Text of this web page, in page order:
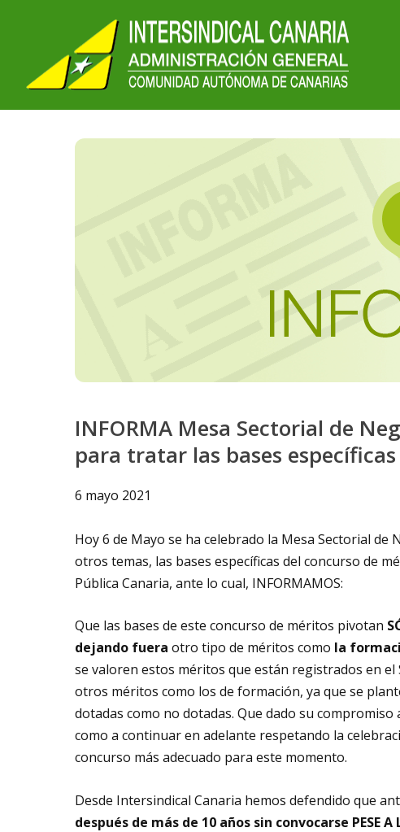
INFORMA Mesa Sectorial de
para tratar las bases
6 mayo 2021
Hoy 6 de Mayo se ha celebrado la Mesa Sectorial
otros temas, las bases específicas del concurso de
Pública Canaria, ante lo cual, INFORMAMOS:
Que las bases de este concurso de méritos pivotan
dejando fuera otro tipo de méritos como la
se valoren estos méritos que están registrados en el
otros méritos como los de formación, ya que se
dotadas como no dotadas. Que dado su
como a continuar en adelante respetando la
concurso más adecuado para este momento.
Desde Intersindical Canaria hemos defendido que
después de más de 10 años sin convocarse PESE A